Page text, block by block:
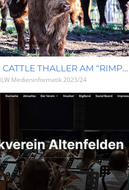
HIGHLAND CATTLE THALLER AM “RIMPFLERMOUNTAIN”
Medieninformatik2023/24